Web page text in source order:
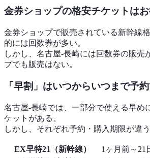
金券ショップの格安チケットはお
金券ショップで販売されている新幹線
的には回数券が多い。
しかし、名古屋-長崎には回数券の販売
プでも販売はない。
「早割」はいつからいつまで予
名古屋-長崎では、一部分で使える早め
ケットがある。
しかし、それぞれ予約・購入期限が違う
EX早特21（新幹線）
1ヶ月前～21